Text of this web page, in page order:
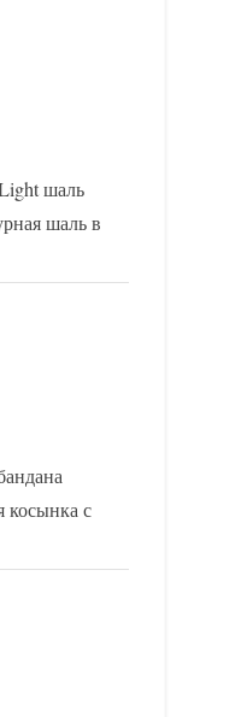
шаль
шаль в
косынка с